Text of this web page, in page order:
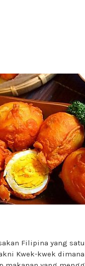
Filipina yang
Kwek-kwek